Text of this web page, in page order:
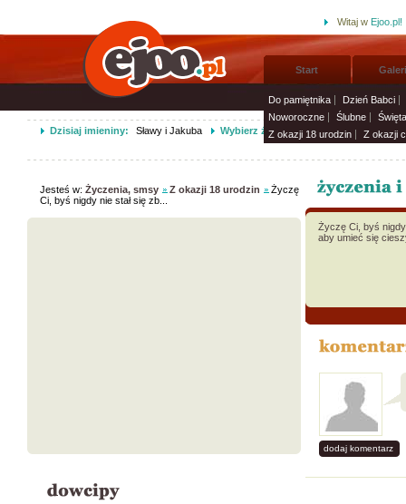
Witaj w Ejoo.pl!
Start
Do pamiętnika
Dzień Babci
Noworoczne
Ślubne
Z okazji 18 urodzin
Z okazji
Dzisiaj imieniny: Sławy i Jakuba Wybierz życzenia imieninowe i wyślij
Jesteś w:Życzenia, smsy Z okazji 18 urodzin
Życzę
Ci, byś nigdy nie stał się zb...
Życzę Ci, byś
aby umieć się
dodaj komentarz